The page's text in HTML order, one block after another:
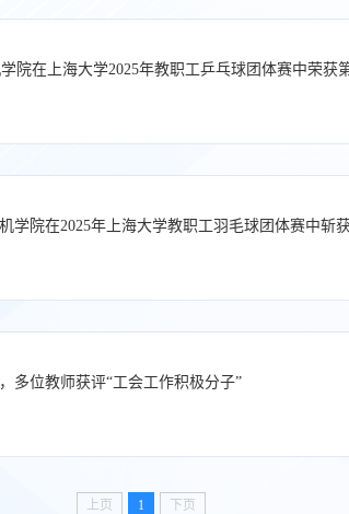
在上海大学2025年教职工乒乓球团体赛中荣获第
院在2025年上海大学教职工羽毛球团体赛中斩
多位教师获评“工会工作积极分子”
上页 1 下页